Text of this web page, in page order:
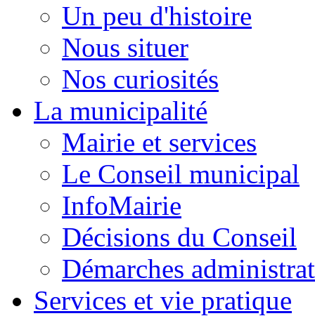
Un peu d'histoire
Nous situer
Nos curiosités
La municipalité
Mairie et services
Le Conseil municipal
InfoMairie
Décisions du Conseil
Démarches
Services et vie pratique